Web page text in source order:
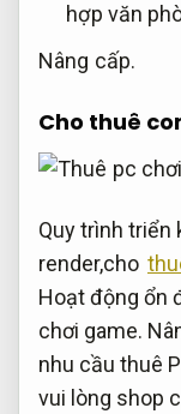
hợp văn
Nâng cấp.
Cho thuê
Quy trình triển
render,cho
Hoạt động ổn
chơi game.
nhu cầu thuê
vui lòng shop